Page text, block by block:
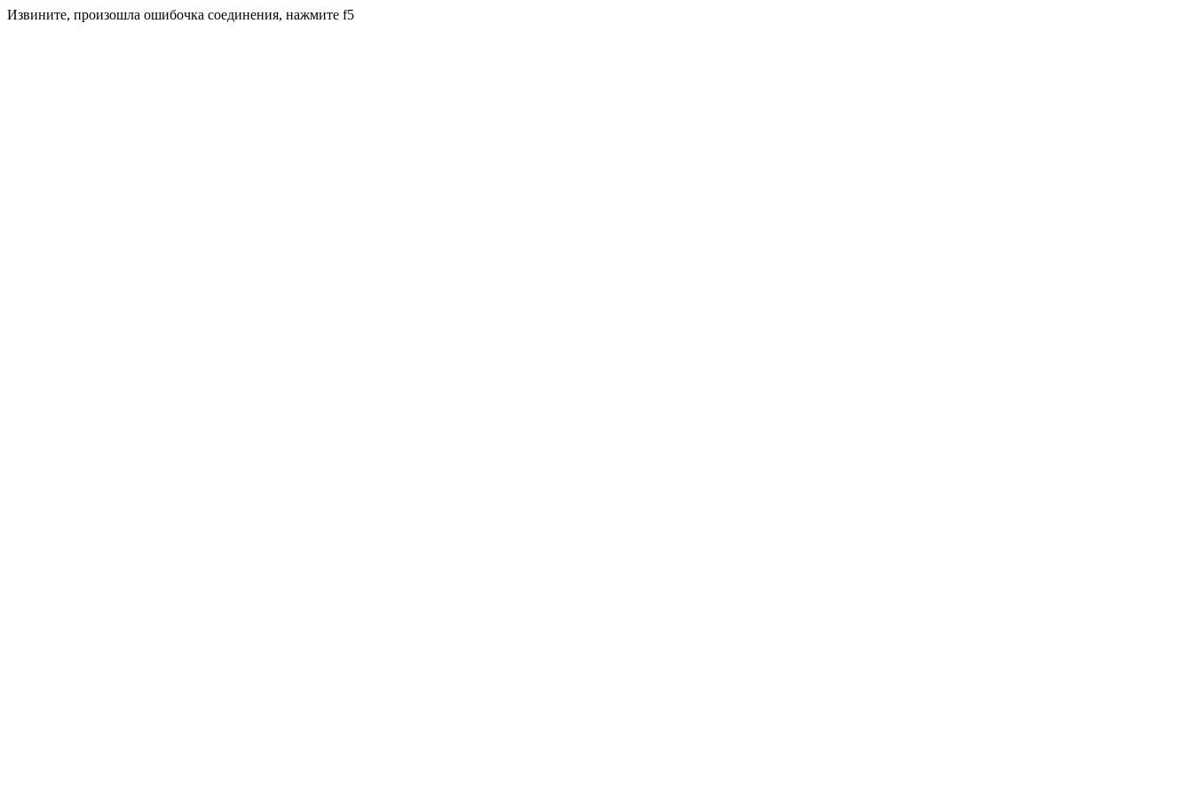
Извините, произошла ошибочка соединения, нажмите f5